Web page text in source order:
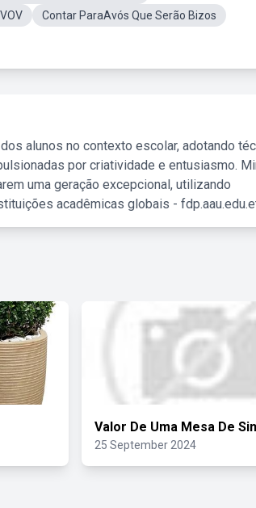
Contar ParaAvós Que Serão Bizos
alunos no contexto escolar, adotando
por criatividade e entusiasmo.
uma geração excepcional, utilizando
acadêmicas globais -
Valor De Uma Mesa De
25 September 2024